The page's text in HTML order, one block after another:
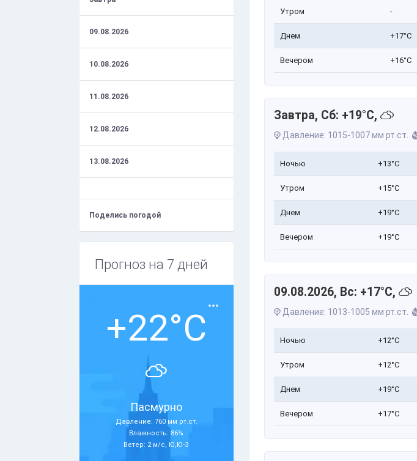
09.08.2026
10.08.2026
11.08.2026
12.08.2026
13.08.2026
Поделись погодой
Прогноз на 7 дней
+22°C
Пасмурно
Давление: 760 мм рт.ст.
Влажность: 86%
Ветер: 2 м/с, Ю,Ю-З
Утром -
Днем +17°C
Вечером +16°C
Завтра, Сб: +19°C,
Давление: 1015-1007 мм рт.ст.
Ночью +13°C
Утром +15°C
Днем +19°C
Вечером +19°C
09.08.2026, Вс: +17°C,
Давление: 1013-1005 мм рт.ст.
Ночью +12°C
Утром +12°C
Днем +19°C
Вечером +17°C